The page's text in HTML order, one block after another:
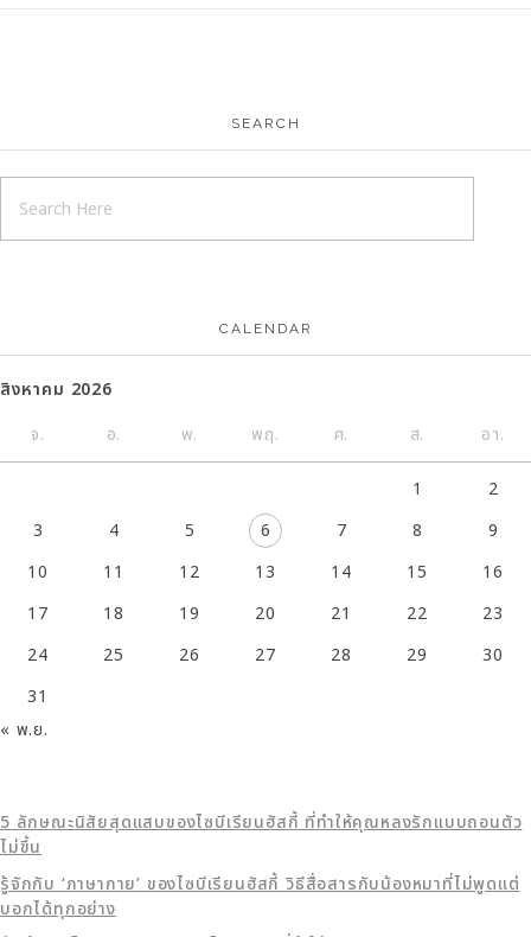
SEARCH
CALENDAR
สิงหาคม 2026
จ.
อ. พ. พฤ. ศ. ส. อา.
1
2
3
4 5 6 7 8
9
10
11 12 13 14 15
16
17
18 19 20 21 22
23
24
25 26 27 28 29
30
31
« พ.ย.
5 ลักษณะนิสัยสุดแสบของไซบีเรียนฮัสกี้ ที่ทำให้คุณหลงรักแบบถอนตัว
ไม่ขึ้น
รู้จักกับ ‘ภาษากาย’ ของไซบีเรียนฮัสกี้ วิธีสื่อสารกับน้องหมาที่ไม่พูดแต่
บอกได้ทุกอย่าง